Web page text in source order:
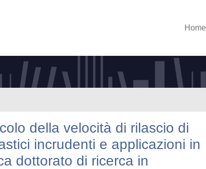
Home
della velocità di rilascio di
incrudenti e applicazioni in
dottorato di ricerca in